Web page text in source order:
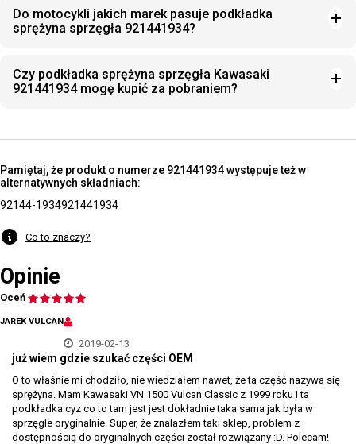
Do motocykli jakich marek pasuje podkładka
sprężyna sprzęgła 921441934?
Czy podkładka sprężyna sprzęgła Kawasaki
921441934 mogę kupić za pobraniem?
Pamiętaj, że produkt o numerze 921441934 występuje też w
alternatywnych składniach:
92144-1934921441934
Co to znaczy?
Opinie
Oceń
JAREK VULCAN
2019-02-13
już wiem gdzie szukać części OEM
O to właśnie mi chodziło, nie wiedziałem nawet, że ta część nazywa się
sprężyna. Mam Kawasaki VN 1500 Vulcan Classic z 1999 roku i ta
podkładka cyz co to tam jest jest dokładnie taka sama jak była w
sprzęgle oryginalnie. Super, że znalazłem taki sklep, problem z
dostępnością do oryginalnych części został rozwiązany :D. Polecam!